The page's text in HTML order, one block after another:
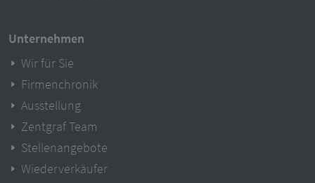
Unternehmen
Wir für Sie
Firmenchronik
Ausstellung
Zentgraf Team
Stellenangebote
Wiederverkäufer